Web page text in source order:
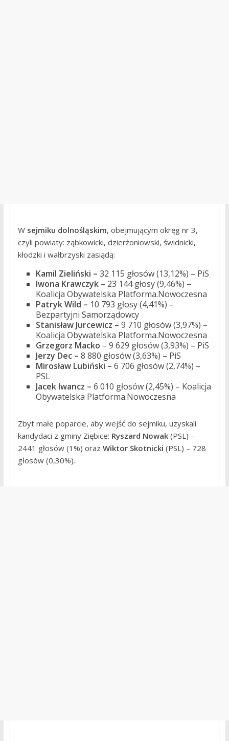
W sejmiku dolnośląskim, obejmującym okręg nr 3,
czyli powiaty: ząbkowicki, dzierżoniowski, świdnicki,
kłodzki i wałbrzyski zasiądą:
Kamil Zieliński – 32 115 głosów (13,12%) – PiS
Iwona Krawczyk– 23 144 głosy (9,46%) –
Koalicja Obywatelska Platforma.Nowoczesna
Patryk Wild – 10 793 głosy (4,41%) –
Bezpartyjni Samorządowcy
Stanisław Jurcewicz – 9 710 głosów (3,97%) –
Koalicja Obywatelska Platforma.Nowoczesna
Grzegorz Macko – 9 629 głosów (3,93%) – PiS
Jerzy Dec – 8 880 głosów (3,63%) – PiS
Mirosław Lubiński – 6 706 głosów (2,74%) –
PSL
Jacek Iwancz – 6 010 głosów (2,45%) – Koalicja
Obywatelska Platforma.Nowoczesna
Zbyt małe poparcie, aby wejść do sejmiku, uzyskali
kandydaci z gminy Ziębice: Ryszard Nowak(PSL) –
2441 głosów (1%) oraz Wiktor Skotnicki (PSL) – 728
głosów (0,30%).